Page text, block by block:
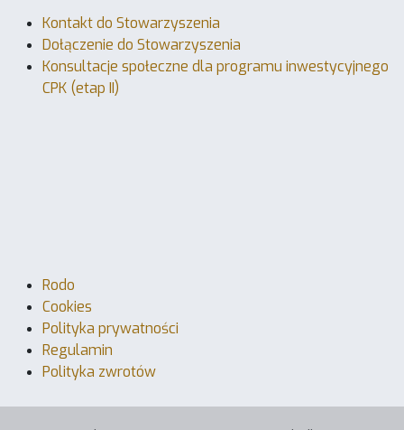
Kontakt do Stowarzyszenia
Dołączenie do Stowarzyszenia
Konsultacje społeczne dla programu inwestycyjnego
CPK (etap II)
Rodo
Cookies
Polityka prywatności
Regulamin
Polityka zwrotów